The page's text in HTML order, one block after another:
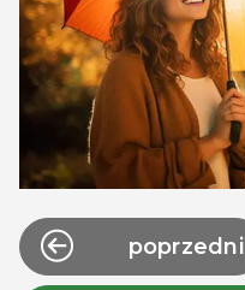
poprzedni